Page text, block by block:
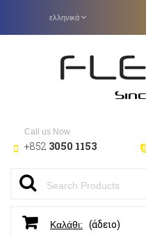
ελληνικά
Call us Now
+852 3050 1153
Καλάθι: (άδειο)